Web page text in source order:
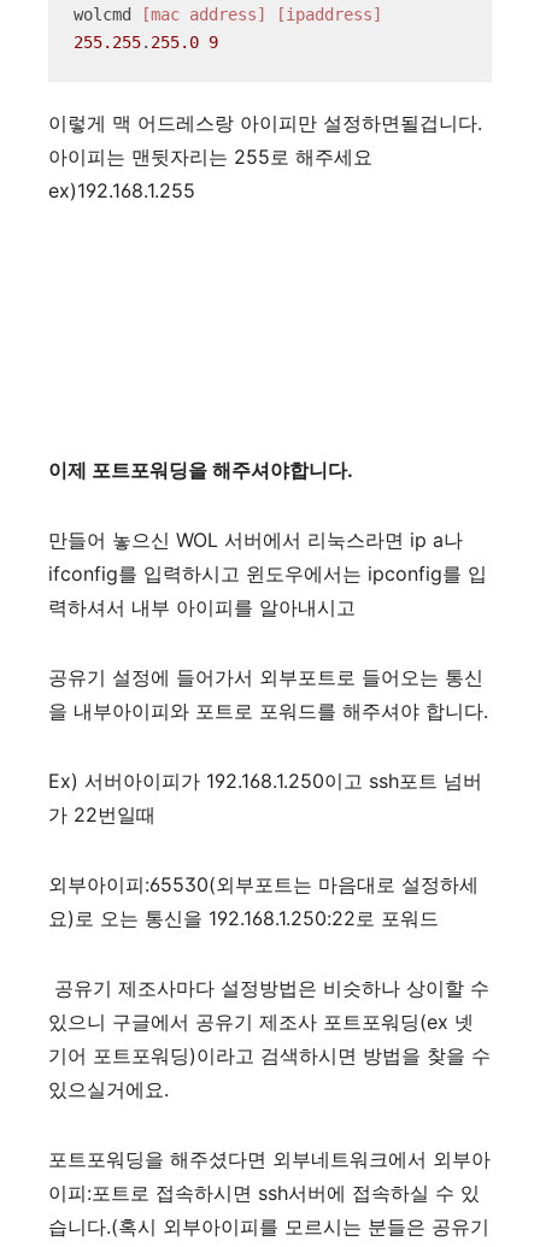
wolcmd [mac address]
[ipaddress]
255.255. 255.0 9
이렇게 맥 어드레스랑 아이피만 설정하면될겁니다.
아이피는 맨뒷자리는 255로 해주세요
ex)192.168.1.255
이제 포트포워딩을 해주셔야합니다.
만들어 놓으신 WOL 서버에서 리눅스라면 ip a나
ifconfig를 입력하시고 윈도우에서는 ipconfig를 입
력하셔서 내부 아이피를 알아내시고
공유기 설정에 들어가서 외부포트로 들어오는 통신
을 내부아이피와 포트로 포워드를 해주셔야 합니다.
Ex) 서버아이피가 192.168.1.250이고 ssh포트 넘버
가 22번일때
외부아이피:65530(외부포트는 마음대로 설정하세
요)로 오는 통신을 192.168.1.250:22로 포워드
공유기 제조사마다 설정방법은 비슷하나 상이할 수
있으니 구글에서 공유기 제조사 포트포워딩(ex 넷
기어 포트포워딩)이라고 검색하시면 방법을 찾을 수
있으실거에요.
포트포워딩을 해주셨다면 외부네트워크에서 외부아
이피:포트로 접속하시면 ssh서버에 접속하실 수 있
습니다.(혹시 외부아이피를 모르시는 분들은 공유기